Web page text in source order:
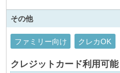
その他
ファミリー向け クレカOK
クレジットカード利用可能